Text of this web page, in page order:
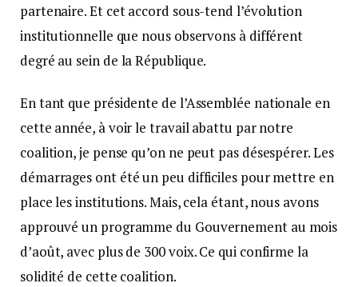
partenaire. Et cet accord sous-tend l’évolution
institutionnelle que nous observons à différent
degré au sein de la République.
En tant que présidente de l’Assemblée nationale en
cette année, à voir le travail abattu par notre
coalition, je pense qu’on ne peut pas désespérer. Les
démarrages ont été un peu difficiles pour mettre en
place les institutions. Mais, cela étant, nous avons
approuvé un programme du Gouvernement au mois
d’août, avec plus de 300 voix. Ce qui confirme la
solidité de cette coalition.